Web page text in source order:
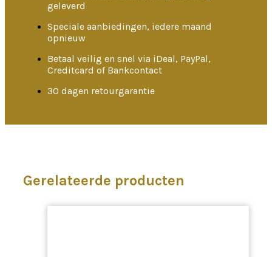
geleverd
Speciale aanbiedingen, iedere maand
opnieuw
Betaal veilig en snel via iDeal, PayPal,
Creditcard of Bankcontact
30 dagen retourgarantie
Gerelateerde producten